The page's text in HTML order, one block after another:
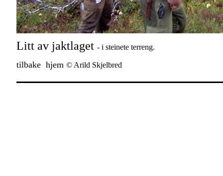
Litt av jaktlaget - i steinete terreng.
tilbake hjem © Arild Skjelbred